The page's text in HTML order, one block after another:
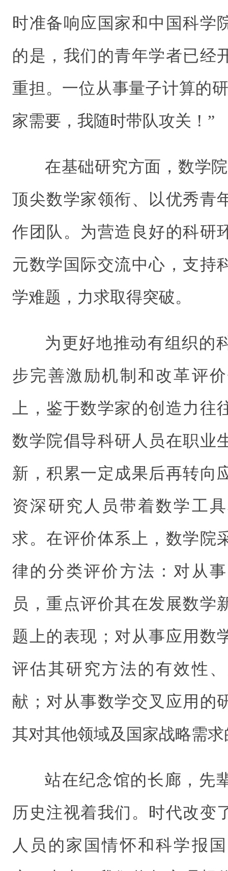
时准备响应国家和中国科学
的是，我们的青年学者已经
重担。一位从事量子计算的
家需要，我随时带队攻关！”
在基础研究方面，数学
顶尖数学家领衔、以优秀青
作团队。为营造良好的科研
元数学国际交流中心，支持
学难题，力求取得突破。
为更好地推动有组织的
步完善激励机制和改革评
上，鉴于数学家的创造力往
数学院倡导科研人员在职业
新，积累一定成果后再转向
资深研究人员带着数学工
求。在评价体系上，数学院
律的分类评价方法：对从
员，重点评价其在发展数学
题上的表现；对从事应用数
评估其研究方法的有效性
献；对从事数学交叉应用的
其对其他领域及国家战略需
站在纪念馆的长廊，先
历史注视着我们。时代改变
人员的家国情怀和科学报